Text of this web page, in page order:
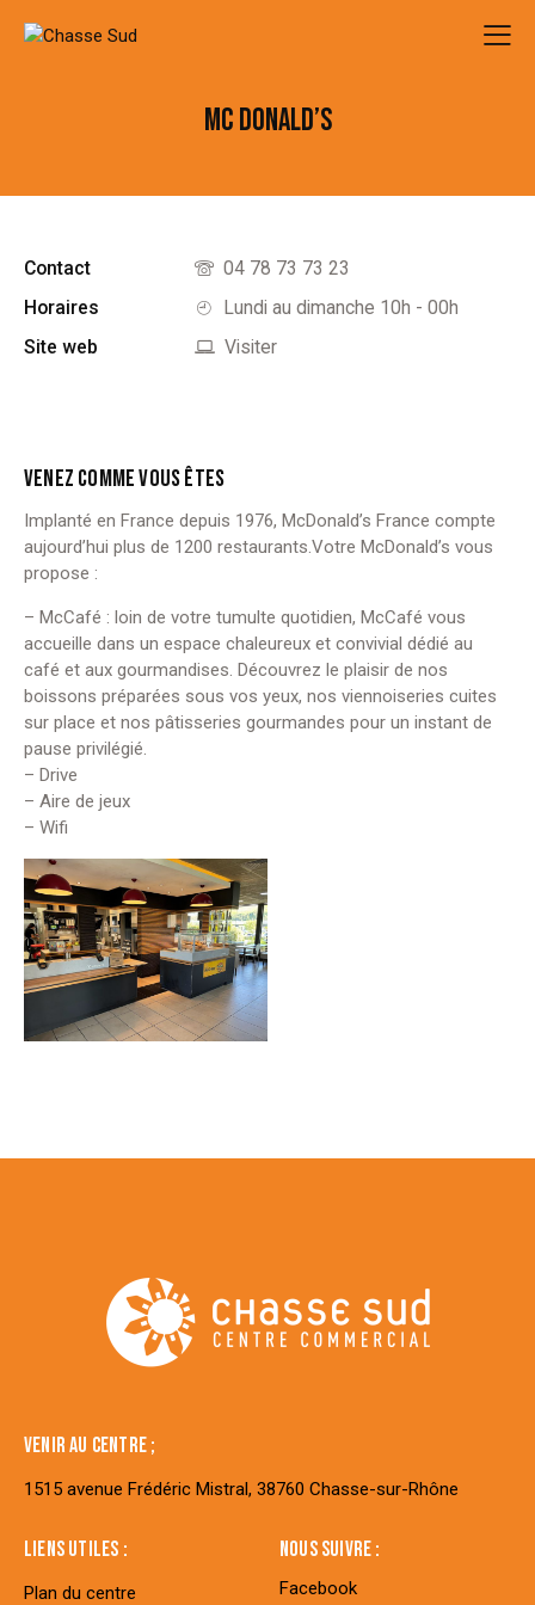
MC DONALD’S
VENEZ COMME VOUS ÊTES
Implanté en France depuis 1976, McDonald’s France compte
aujourd’hui plus de 1200 restaurants.Votre McDonald’s vous
propose :
– McCafé : loin de votre tumulte quotidien, McCafé vous
accueille dans un espace chaleureux et convivial dédié au
café et aux gourmandises. Découvrez le plaisir de nos
boissons préparées sous vos yeux, nos viennoiseries cuites
sur place et nos pâtisseries gourmandes pour un instant de
pause privilégié.
– Drive
– Aire de jeux
– Wifi
Contact
04 78 73 73 23
Horaires
Lundi au dimanche 10h - 00h
Site web
Visiter
VENIR AU CENTRE ;
1515 avenue Frédéric Mistral, 38760 Chasse-sur-Rhône
LIENS UTILES :
Plan du centre
NOUS SUIVRE :
Facebook